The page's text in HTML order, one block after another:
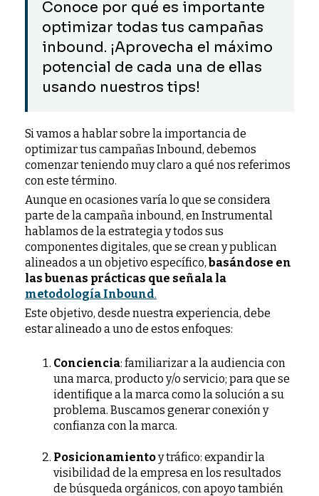
Conoce por qué es importante
optimizar todas tus campañas
inbound. ¡Aprovecha el máximo
potencial de cada una de ellas
usando nuestros tips!
Si vamos a hablar sobre la importancia de
optimizar tus campañas Inbound, debemos
comenzar teniendo muy claro a qué nos referimos
con este término.
Aunque en ocasiones varía lo que se considera
parte de la campaña inbound, en Instrumental
hablamos de la estrategia y todos sus
componentes digitales, que se crean y publican
alineados a un objetivo específico, basándose en
las buenas prácticas que señala la
metodología Inbound.
Este objetivo, desde nuestra experiencia, debe
estar alineado a uno de estos enfoques:
Conciencia: familiarizar a la audiencia con
una marca, producto y/o servicio; para que se
identifique a la marca como la solución a su
problema. Buscamos generar conexión y
confianza con la marca.
Posicionamientoy tráfico: expandir la
visibilidad de la empresa en los resultados
de búsqueda orgánicos, con apoyo también